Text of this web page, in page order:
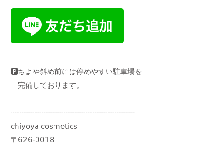
🅿︎ちよや斜め前には停めやすい駐車場を
完備しております。
┈┈┈┈┈┈┈┈┈┈┈┈┈┈┈┈┈
𝖼𝗁𝗂𝗒𝗈𝗒𝖺 𝖼𝗈𝗌𝗆𝖾𝗍𝗂𝖼𝗌
〒𝟨𝟤𝟨-𝟢𝟢𝟣𝟪